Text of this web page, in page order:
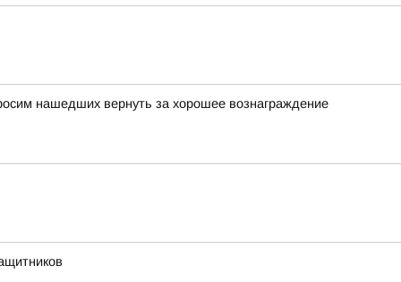
нашедших вернуть за хорошее вознаграждение